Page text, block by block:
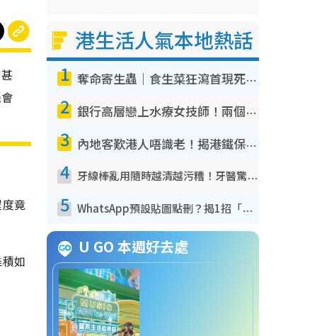
竟
如
港生活人氣本地熱話
1 奪命寄生蟲｜食生菜狂瀉首現死者！疫潮惡化錄1.8萬宗病例 揭洗菜3大謬誤
2 銀行高層戀上水療女技師！兩個月借128萬驚覺「沉船」沉落火海 揭背後疑似邪教操控賣淫
3 內地客歎港人唔識老！揭港鐵保鮮級冷氣 港人求放過：咪投訴
4 牙線棒亂用隨時越清越污糟！牙醫驚揭盲目過戶細菌恐致蛀牙：呢種先係日常真保養
5 WhatsApp預設貼圖點刪？揭1招「反向操作」還原簡潔介面 附3步實測教學
U GO 本週好去處